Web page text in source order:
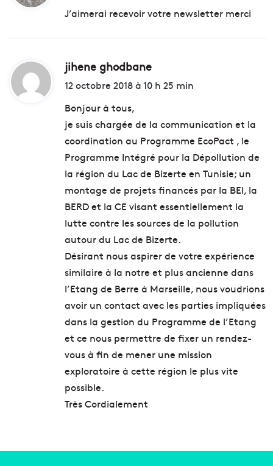
:
J’aimerai recevoir votre newsletter merci
jihene ghodbane
i
12 octobre 2018 à 10 h 25 min
Bonjour à tous,
je suis chargée de la communication et la
coordination au Programme EcoPact , le
Programme Intégré pour la Dépollution de
la région du Lac de Bizerte en Tunisie; un
montage de projets financés par la BEI, la
BERD et la CE visant essentiellement la
lutte contre les sources de la pollution
autour du Lac de Bizerte.
Désirant nous aspirer de votre expérience
similaire à la notre et plus ancienne dans
l’Etang de Berre à Marseille, nous voudrions
avoir un contact avec les parties impliquées
dans la gestion du Programme de l’Etang
et ce nous permettre de fixer un rendez-
vous à fin de mener une mission
exploratoire à cette région le plus vite
possible.
Très Cordialement